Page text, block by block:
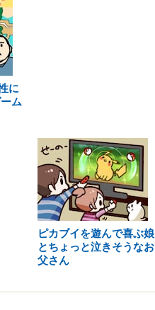
に
ム
ピカブイを遊んで喜ぶ娘
とちょっと泣きそうなお
父さん